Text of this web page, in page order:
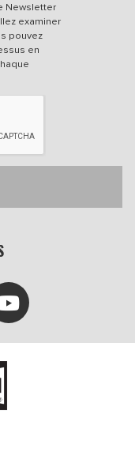
Newsletter
examiner
pouvez
en